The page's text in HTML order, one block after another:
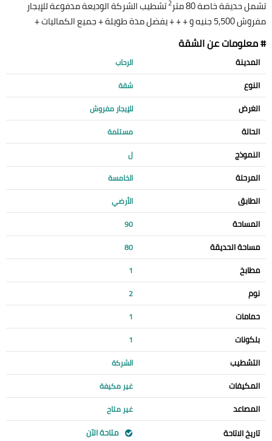
تشمل حديقة خاصة 80 متر
2تشطيب الشركة الوديعة مدفوعة للإيجار
مفروش 5,500 جنيه و + + + يفضل مدة طويلة + جميع الكماليات +
# معلومات عن الشقة
المدينة الرحاب
النوع شقة
الغرض للإيجار مفروش
الحالة مستلمة
النموذج ل
المرحلة الخامسة
الطابق الأرضي
المساحة 90
مساحة الحديقة 80
مطابخ 1
نوم 2
حمامات 1
بلكونات 1
التشطيب الشركة
المكيفات غير مكيفة
المصاعد غير متاح
تاريخ الاتاحة متاحة الآن